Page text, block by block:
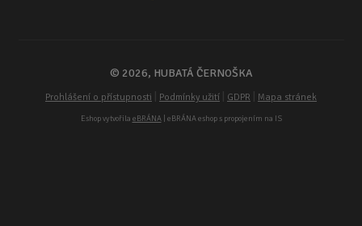
© 2026, HUBATÁ ČERNOŠKA
Prohlášení o přístupnosti Podmínky užití GDPR Mapa stránek
Eshop vytvořila eBRÁNA| eBRÁNA eshop s propojením na IS